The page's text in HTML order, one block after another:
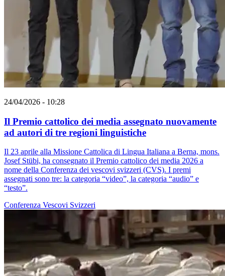
24/04/2026 - 10:28
Il Premio cattolico dei media assegnato nuovamente
ad autori di tre regioni linguistiche
Il 23 aprile alla Missione Cattolica di Lingua Italiana a Berna, mons.
Josef Stübi, ha consegnato il Premio cattolico dei media 2026 a
nome della Conferenza dei vescovi svizzeri (CVS). I premi
assegnati sono tre: la categoria “video”, la categoria “audio” e
“testo”.
Conferenza Vescovi Svizzeri